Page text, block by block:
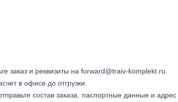
заказ и реквизиты на forward@traiv-komplekt.ru
в офисе до отгрузки.
состав заказа, паспортные данные и